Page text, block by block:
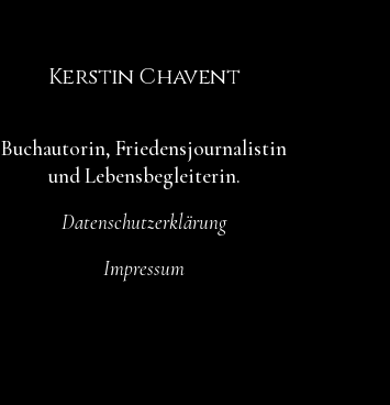
Kerstin Chavent
Buchautorin, Friedensjournalistin
und Lebensbegleiterin.
Datenschutzerklärung
Impressum